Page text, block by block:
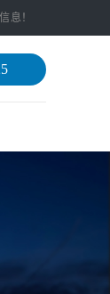
息！